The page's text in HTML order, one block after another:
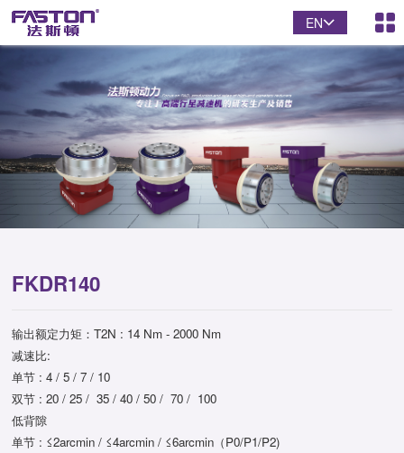
EN
FKDR140
输出额定力矩：T2N : 14 Nm - 2000 Nm
减速比:
单节 : 4 / 5 / 7 / 10
双节 : 20 / 25 / 35 / 40 / 50 / 70 / 100
低背隙
单节 : ≤2arcmin / ≤4arcmin / ≤6arcmin（P0/P1/P2)